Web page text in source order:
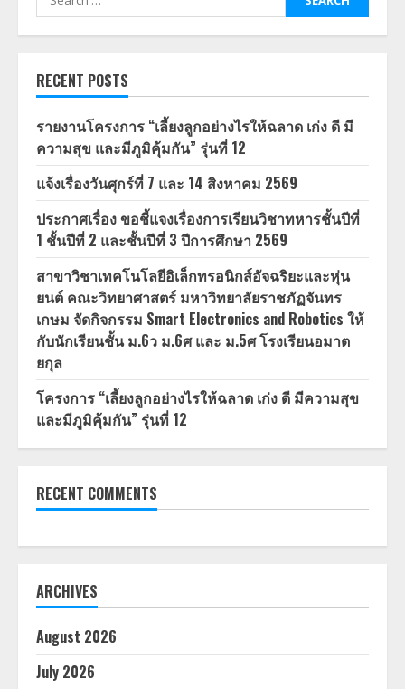
for:
RECENT POSTS
รายงานโครงการ “เลี้ยงลูกอย่างไรให้ฉลาด เก่ง ดี มี
ความสุข และมีภูมิคุ้มกัน” รุ่นที่ 12
แจ้งเรื่องวันศุกร์ที่ 7 และ 14 สิงหาคม 2569
ประกาศเรื่อง ขอชี้แจงเรื่องการเรียนวิชาทหารชั้นปีที่
1 ชั้นปีที่ 2 และชั้นปีที่ 3 ปีการศึกษา 2569
สาขาวิชาเทคโนโลยีอิเล็กทรอนิกส์อัจฉริยะและหุ่น
ยนต์ คณะวิทยาศาสตร์ มหาวิทยาลัยราชภัฏจันทร
เกษม จัดกิจกรรม Smart Electronics and Robotics ให้
กับนักเรียนชั้น ม.6ว ม.6ศ และ ม.5ศ โรงเรียนอมาต
ยกุล
โครงการ “เลี้ยงลูกอย่างไรให้ฉลาด เก่ง ดี มีความสุข
และมีภูมิคุ้มกัน” รุ่นที่ 12
RECENT COMMENTS
ARCHIVES
August 2026
July 2026